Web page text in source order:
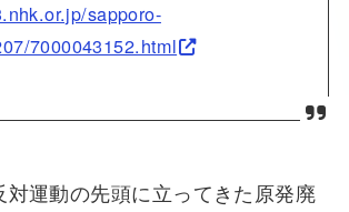
sapporo-
7000043152.html
運動の先頭に立ってきた原発廃